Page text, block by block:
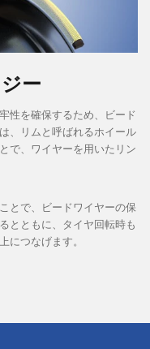
ー
性を確保するため、ビード
、リムと呼ばれるホイール
で、ワイヤーを用いたリン
とで、ビードワイヤーの保
とともに、タイヤ回転時も
につなげます。